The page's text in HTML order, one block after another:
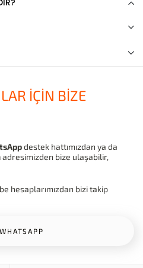
İÇİN BİZE
WHATSAPP
destek hattımızdan ya da
adresimizden bize ulaşabilir,
hesaplarımızdan bizi takip